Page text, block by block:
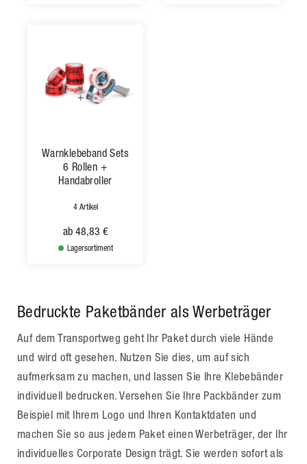
Warnklebeband Sets
6 Rollen +
Handabroller
4 Artikel
ab 48,83 €
Lagersortiment
Bedruckte Paketbänder als Werbeträger
Auf dem Transportweg geht Ihr Paket durch viele Hände
und wird oft gesehen. Nutzen Sie dies, um auf sich
aufmerksam zu machen, und lassen Sie Ihre Klebebänder
individuell bedrucken. Versehen Sie Ihre Packbänder zum
Beispiel mit Ihrem Logo und Ihren Kontaktdaten und
machen Sie so aus jedem Paket einen Werbeträger, der Ihr
individuelles Corporate Design trägt. Sie werden sofort als